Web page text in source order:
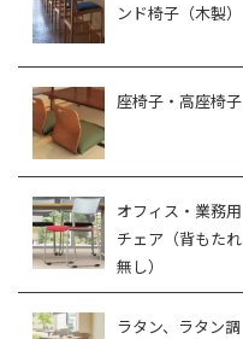
ンド椅子（木製）
座椅子・高座椅子
オフィス・業務用
チェア（背もたれ
無し）
ラタン、ラタン調